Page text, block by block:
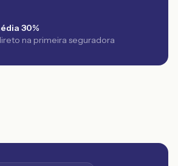
30%
na primeira seguradora